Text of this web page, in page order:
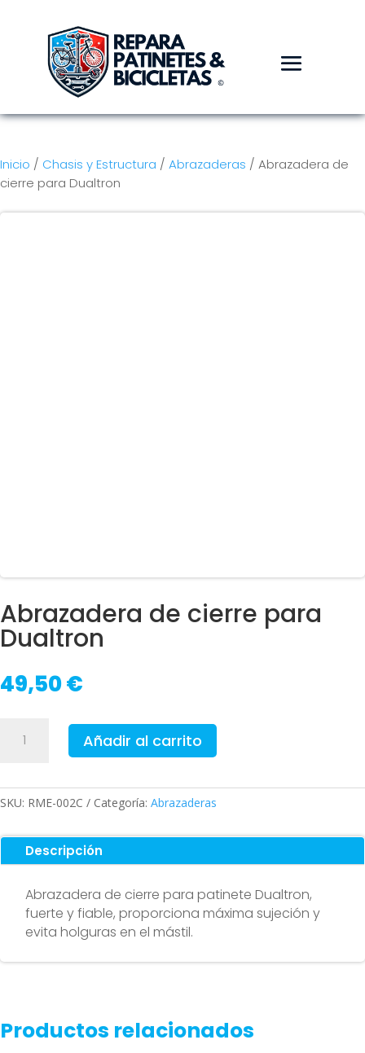
Inicio / Chasis y Estructura / Abrazaderas / Abrazadera de
cierre para Dualtron
Abrazadera de cierre para
Dualtron
49,50€
Abrazadera
Dualtron
Añadir al carrito
SKU: RME-002C Categoría: Abrazaderas
Descripción
Abrazadera de cierre para patinete Dualtron,
fuerte y fiable, proporciona máxima sujeción y
evita holguras en el mástil.
Productos relacionados